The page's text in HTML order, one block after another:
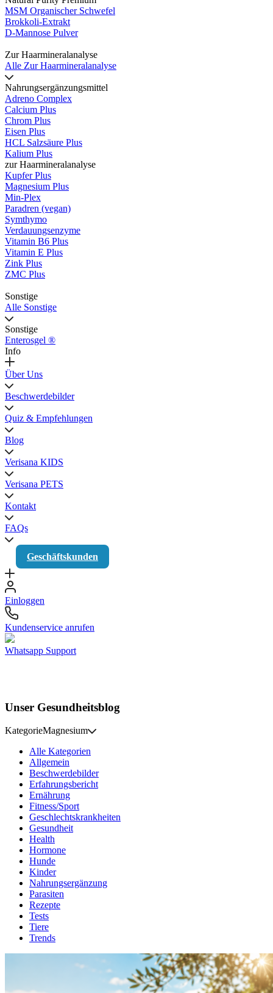
MSM Organischer Schwefel
Brokkoli-Extrakt
D-Mannose Pulver
Zur Haarmineralanalyse
Alle Zur Haarmineralanalyse
Nahrungsergänzungsmittel
Adreno Complex
Calcium Plus
Chrom Plus
Eisen Plus
HCL Salzsäure Plus
Kalium Plus
zur Haarmineralanalyse
Kupfer Plus
Magnesium Plus
Min-Plex
Paradren (vegan)
Symthymo
Verdauungsenzyme
Vitamin B6 Plus
Vitamin E Plus
Zink Plus
ZMC Plus
Sonstige
Alle Sonstige
Sonstige
Enterosgel ®
Info
Über Uns
Beschwerdebilder
Quiz & Empfehlungen
Blog
Verisana KIDS
Verisana PETS
Kontakt
FAQs
Geschäftskunden
Einloggen
Kundenservice anrufen
Whatsapp Support
Unser Gesundheitsblog
KategorieMagnesium
Alle Kategorien
Allgemein
Beschwerdebilder
Erfahrungsbericht
Ernährung
Fitness/Sport
Geschlechtskrankheiten
Gesundheit
Health
Hormone
Hunde
Kinder
Nahrungsergänzung
Parasiten
Rezepte
Tests
Tiere
Trends